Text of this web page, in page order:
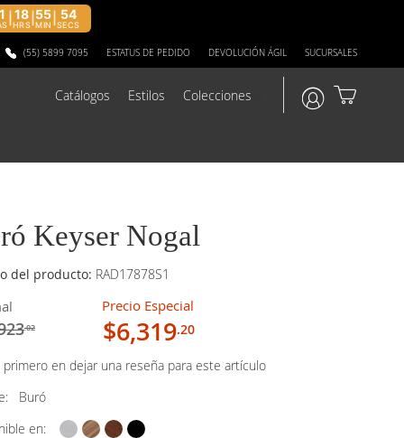
18
HRS
55
MIN
53
SECS
(55) 5899 7095 ESTATUS DE PEDIDO DEVOLUCIÓN ÁGIL SUCURSALES
Catálogos Estilos Colecciones
Keyser Nogal
del producto: RAD17878S1
.02
Precio Especial
$6,319.20
primero en dejar una reseña para este artículo
Buró
en: